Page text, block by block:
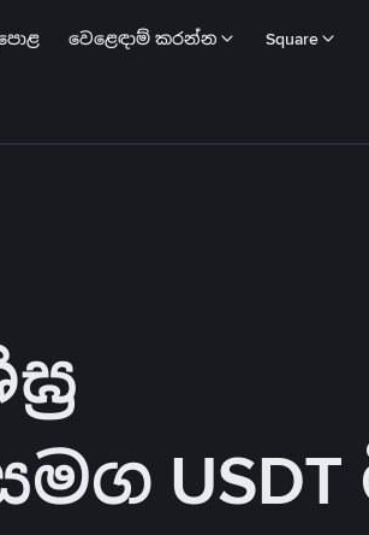
වෙළෙඳාම් කරන්න Square